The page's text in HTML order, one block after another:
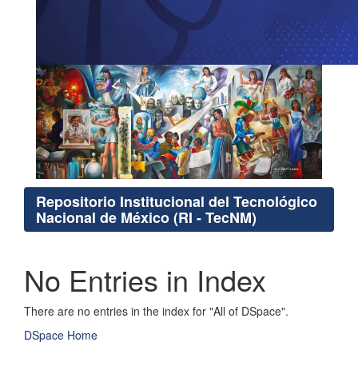
Repositorio Institucional del Tecnológico
Nacional de México (RI - TecNM)
No Entries in Index
There are no entries in the index for "All of DSpace".
DSpace Home